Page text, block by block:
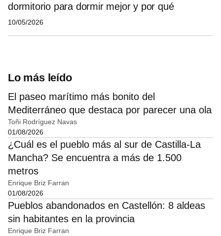
dormitorio para dormir mejor y por qué
10/05/2026
Lo más leído
El paseo marítimo más bonito del
Mediterráneo que destaca por parecer una ola
Toñi Rodríguez Navas
01/08/2026
¿Cuál es el pueblo más al sur de Castilla-La
Mancha? Se encuentra a más de 1.500
metros
Enrique Briz Farran
01/08/2026
Pueblos abandonados en Castellón: 8 aldeas
sin habitantes en la provincia
Enrique Briz Farran